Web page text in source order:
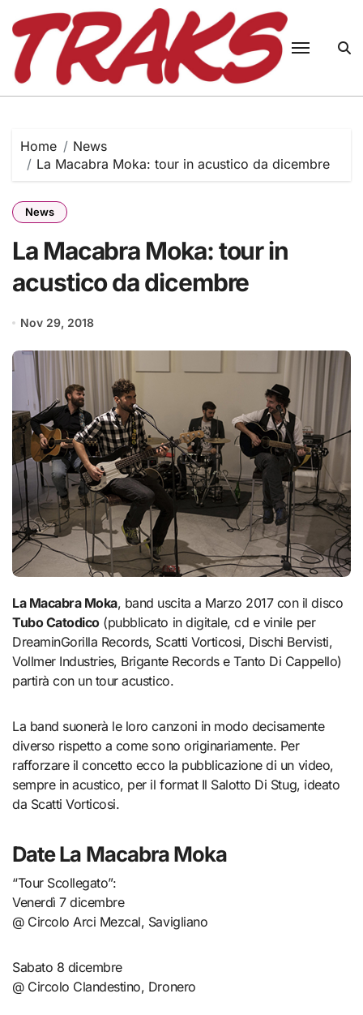
content
Home
News
La Macabra Moka: tour in acustico da dicembre
News
La Macabra Moka: tour in
acustico da dicembre
Nov 29, 2018
La Macabra Moka, band uscita a Marzo 2017 con il disco
Tubo Catodico(pubblicato in digitale, cd e vinile per
DreaminGorilla Records, Scatti Vorticosi, Dischi Bervisti,
Vollmer Industries, Brigante Records e Tanto Di Cappello)
partirà con un tour acustico.
La band suonerà le loro canzoni in modo decisamente
diverso rispetto a come sono originariamente. Per
rafforzare il concetto ecco la pubblicazione di un video,
sempre in acustico, per il format Il Salotto Di Stug, ideato
da Scatti Vorticosi.
Date La Macabra Moka
“Tour Scollegato”:
Venerdì 7 dicembre
@ Circolo Arci Mezcal, Savigliano
Sabato 8 dicembre
@ Circolo Clandestino, Dronero